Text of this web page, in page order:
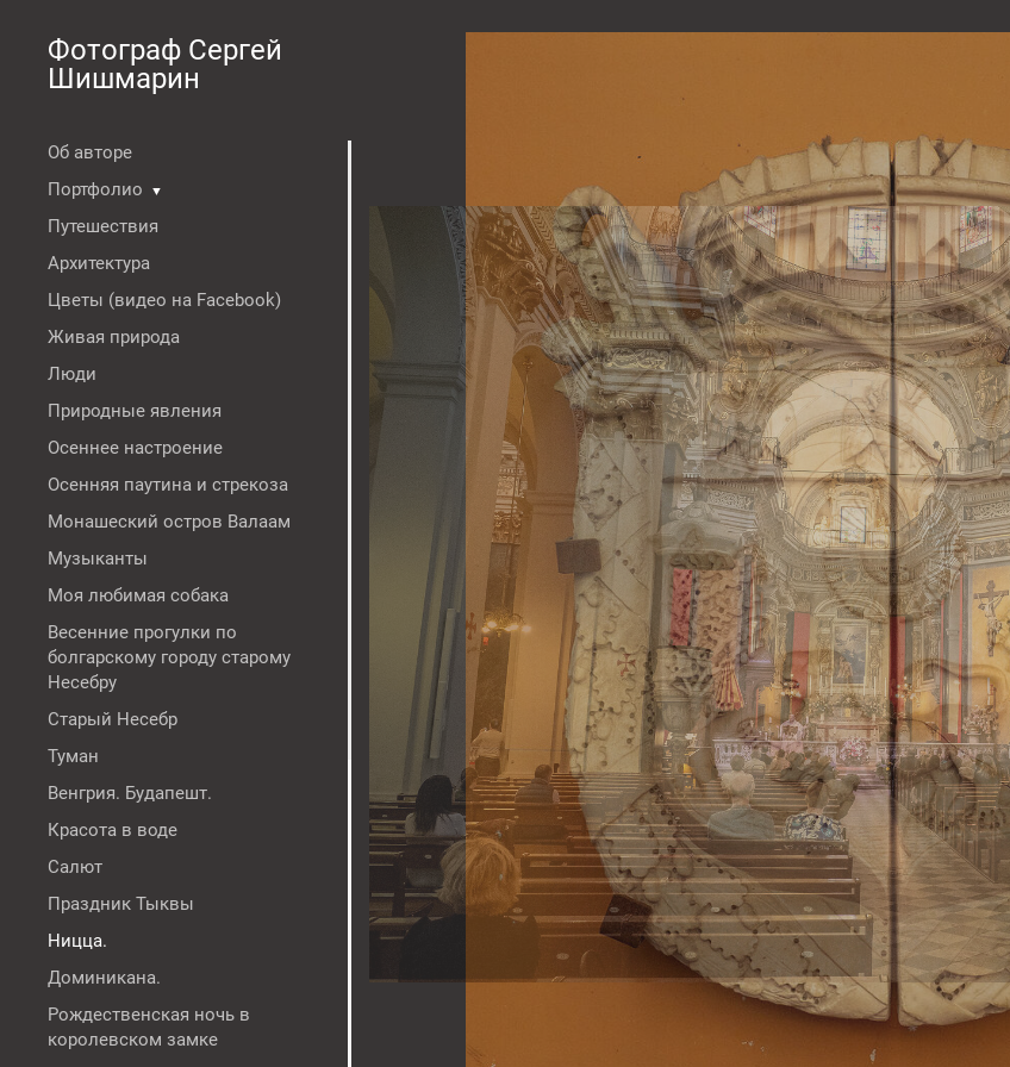
Фотограф Сергей
Шишмарин
Об авторе
Портфолио
▼
Путешествия
Архитектура
Цветы (видео на Facebook)
Живая природа
Люди
Природные явления
Осеннее настроение
Осенняя паутина и стрекоза
Монашеский остров Валаам
Музыканты
Моя любимая собака
Весенние прогулки по
болгарскому городу старому
Несебру
Старый Несебр
Туман
Венгрия. Будапешт.
Красота в воде
Салют
Праздник Тыквы
Ницца.
Доминикана.
Рождественская ночь в
королевском замке